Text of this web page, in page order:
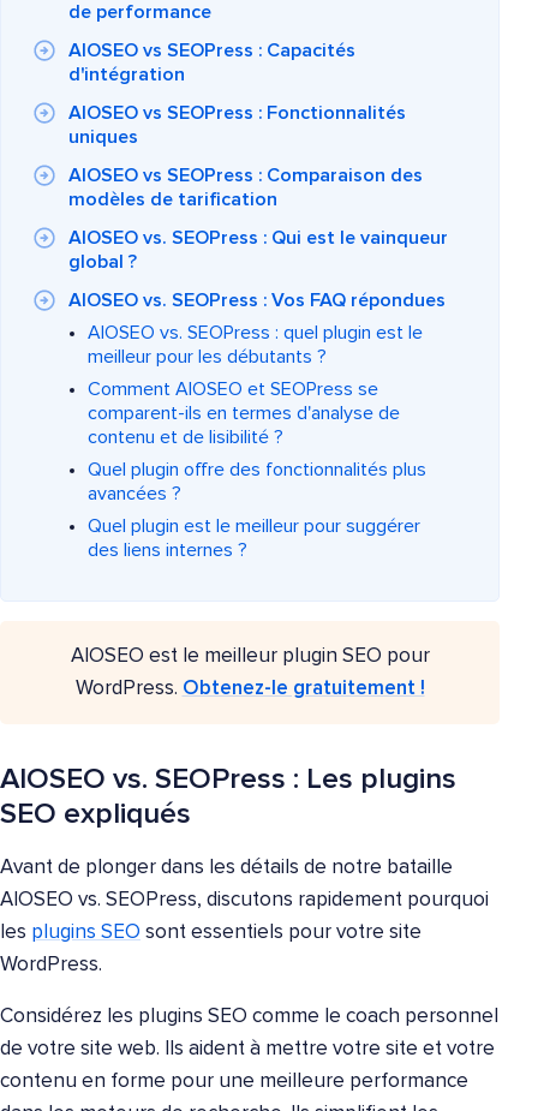
de performance
AIOSEO vs SEOPress : Capacités
d'intégration
AIOSEO vs SEOPress : Fonctionnalités
uniques
AIOSEO vs SEOPress : Comparaison des
modèles de tarification
AIOSEO vs. SEOPress : Qui est le vainqueur
global ?
AIOSEO vs. SEOPress : Vos FAQ répondues
AIOSEO vs. SEOPress : quel plugin est le
meilleur pour les débutants ?
Comment AIOSEO et SEOPress se
comparent-ils en termes d'analyse de
contenu et de lisibilité ?
Quel plugin offre des fonctionnalités plus
avancées ?
Quel plugin est le meilleur pour suggérer
des liens internes ?
AIOSEO est le meilleur plugin SEO pour
WordPress. Obtenez-le gratuitement !
AIOSEO vs. SEOPress : Les plugins
SEO expliqués
Avant de plonger dans les détails de notre bataille
AIOSEO vs. SEOPress, discutons rapidement pourquoi
les plugins SEO sont essentiels pour votre site
WordPress.
Considérez les plugins SEO comme le coach personnel
de votre site web. Ils aident à mettre votre site et votre
contenu en forme pour une meilleure performance